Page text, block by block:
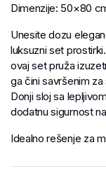
Dimenzije: 50×80
Unesite dozu
luksuzni set
ovaj set pruža
ga čini savršenim
Donji sloj sa
dodatnu sigurnost
Idealno rešenje za